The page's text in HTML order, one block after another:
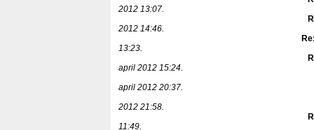
2012 13:07.
2012 14:46.
13:23.
april 2012 15:24.
april 2012 20:37.
2012 21:58.
11:49.